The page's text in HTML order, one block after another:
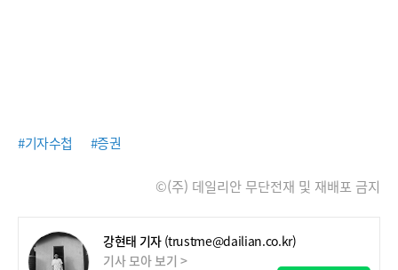
#기자수첩 #증권
©(주) 데일리안 무단전재 및 재배포 금지
강현태 기자 (trustme@dailian.co.kr)
기사 모아 보기 >